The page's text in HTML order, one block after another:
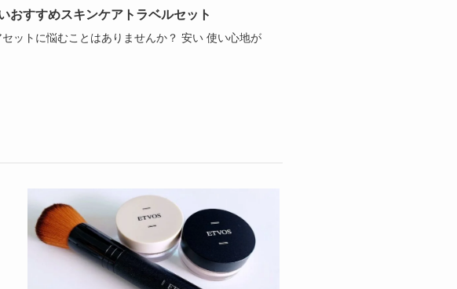
おすすめスキンケアトラベルセット
ットに悩むことはありませんか？ 安い 使い心地が